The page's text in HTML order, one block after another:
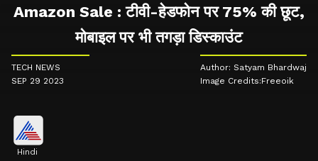
Amazon Sale : टीवी-हेडफोन पर 75% की छूट,
मोबाइल पर भी तगड़ा डिस्काउंट
TECH NEWS
SEP 29 2023
Author: Satyam Bhardwaj
Image Credits:Freeoik
Hindi